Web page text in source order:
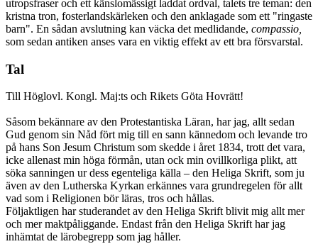
utropsfraser och ett känslomässigt laddat ordval, talets tre teman: den
kristna tron, fosterlandskärleken och den anklagade som ett "ringaste
barn". En sådan avslutning kan väcka det medlidande, compassio,
som sedan antiken anses vara en viktig effekt av ett bra försvarstal.
Tal
Till Höglovl. Kongl. Maj:ts och Rikets Göta Hovrätt!
Såsom bekännare av den Protestantiska Läran, har jag, allt sedan
Gud genom sin Nåd fört mig till en sann kännedom och levande tro
på hans Son Jesum Christum som skedde i året 1834, trott det vara,
icke allenast min höga förmån, utan ock min ovillkorliga plikt, att
söka sanningen ur dess egenteliga källa – den Heliga Skrift, som ju
även av den Lutherska Kyrkan erkännes vara grundregelen för allt
vad som i Religionen bör läras, tros och hållas.
Följaktligen har studerandet av den Heliga Skrift blivit mig allt mer
och mer maktpåliggande. Endast från den Heliga Skrift har jag
inhämtat de lärobegrepp som jag håller.